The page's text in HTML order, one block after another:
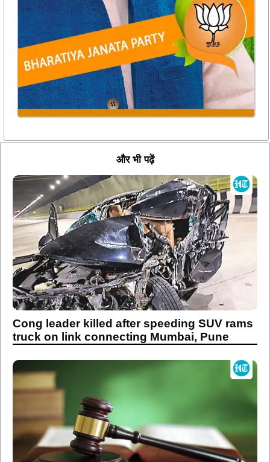
और भी पढ़ें
Cong leader killed after speeding SUV rams
truck on link connecting Mumbai, Pune